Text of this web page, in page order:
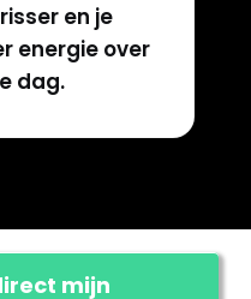
en je
energie over
dag.
mijn